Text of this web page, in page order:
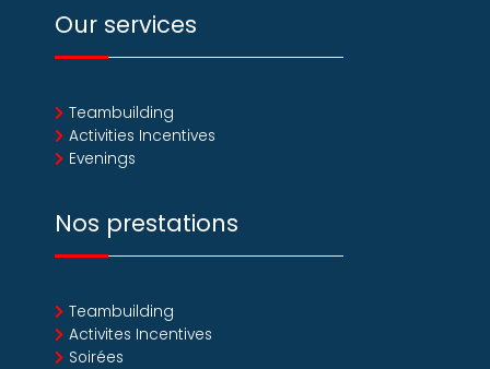
Our services
Teambuilding
Activities Incentives
Evenings
Nos prestations
Teambuilding
Activites Incentives
Soirées